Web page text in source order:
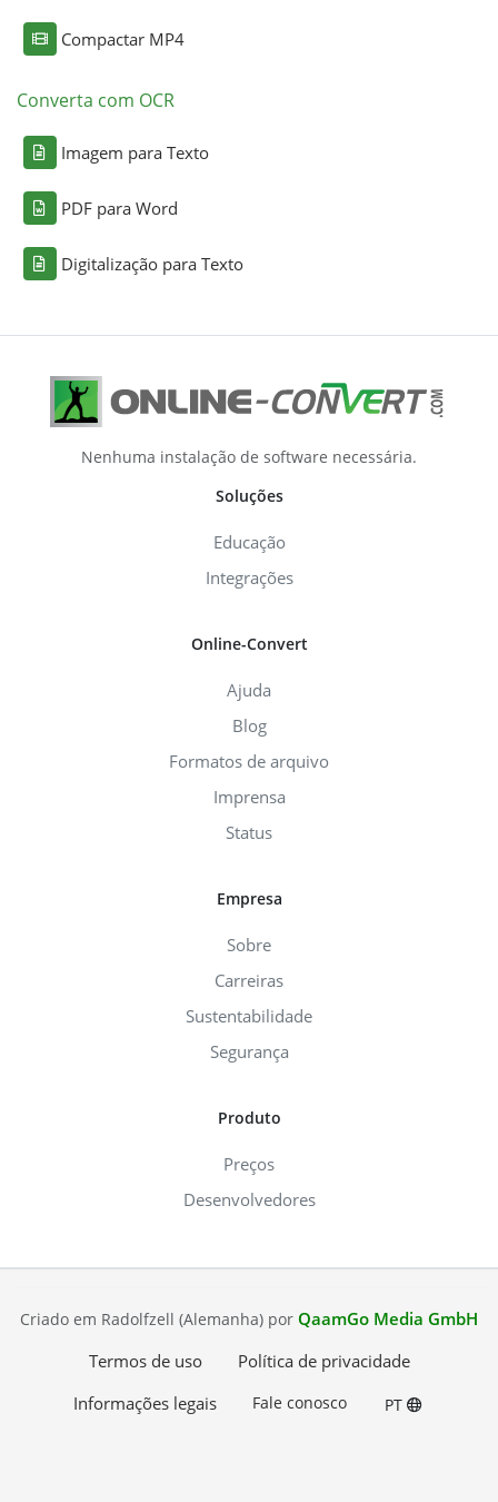
Compactar MP4
Converta com OCR
Imagem para Texto
PDF para Word
Digitalização para Texto
Nenhuma instalação de software necessária.
Soluções
Educação
Integrações
Online-Convert
Ajuda
Blog
Formatos de arquivo
Imprensa
Status
Empresa
Sobre
Carreiras
Sustentabilidade
Segurança
Produto
Preços
Desenvolvedores
Criado em Radolfzell (Alemanha) por QaamGo Media GmbH
Termos de uso
Política de privacidade
Informações legais
Fale conosco PT